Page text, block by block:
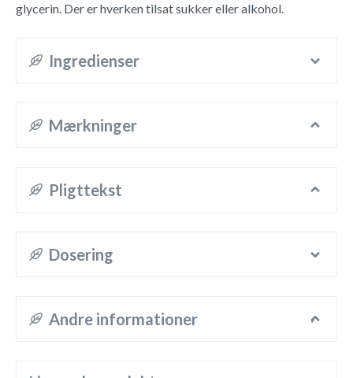
glycerin. Der er hverken tilsat sukker eller alkohol.
Ingredienser
Mærkninger
Pligttekst
Dosering
Andre informationer